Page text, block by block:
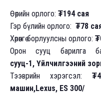
Өөрийн орлого: ₮194 сая
Гэр бүлийн орлого: ₮78
Хөрөнгө борлуулсны орлого:
Орон сууц барилга
сууц-1, Үйлчилгээний
Тээврийн хэрэгсэл:
машин,Lexus, ES 300/